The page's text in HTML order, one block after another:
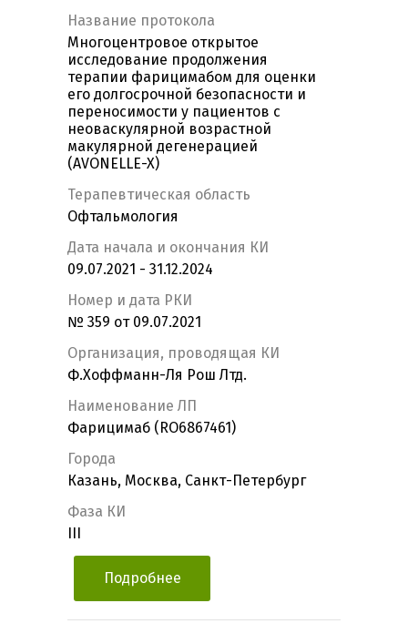
Название протокола
Многоцентровое открытое
исследование продолжения
терапии фарицимабом для оценки
его долгосрочной безопасности и
переносимости у пациентов с
неоваскулярной возрастной
макулярной дегенерацией
(AVONELLE-X)
Терапевтическая область
Офтальмология
Дата начала и окончания КИ
09.07.2021 - 31.12.2024
Номер и дата РКИ
№ 359 от 09.07.2021
Организация, проводящая КИ
Ф.Хоффманн-Ля Рош Лтд.
Наименование ЛП
Фарицимаб (RO6867461)
Города
Казань, Москва, Санкт-Петербург
Фаза КИ
Подробнее